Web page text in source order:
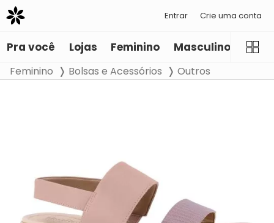
Entrar Crie uma conta
Pra você Lojas Feminino Masculino
Feminino Bolsas e Acessórios Outros